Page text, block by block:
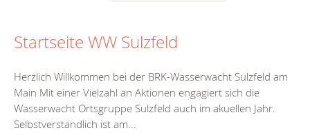
Startseite WW Sulzfeld
Herzlich Willkommen bei der BRK-Wasserwacht Sulzfeld am
Main Mit einer Vielzahl an Aktionen engagiert sich die
Wasserwacht Ortsgruppe Sulzfeld auch im akuellen Jahr.
Selbstverständlich ist am...